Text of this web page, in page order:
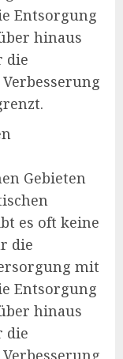
Entsorgung
hinaus
die
Gebieten
es oft keine
die
mit
Entsorgung
hinaus
die